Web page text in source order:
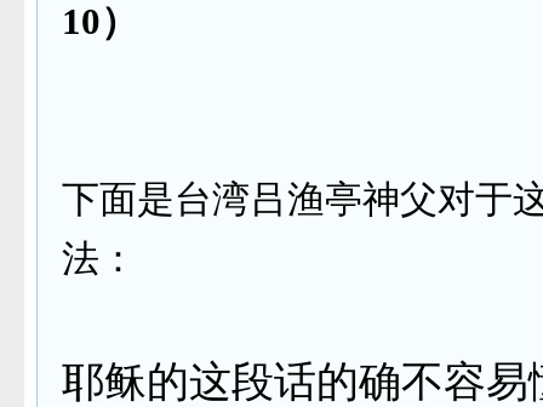
10）
下面是台湾吕渔亭神父对于
法 ：
耶稣的这段话的确不容